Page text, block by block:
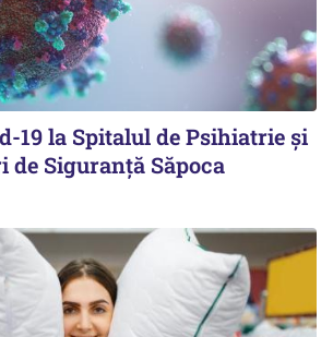
19 la Spitalul de Psihiatrie şi
de Siguranţă Săpoca